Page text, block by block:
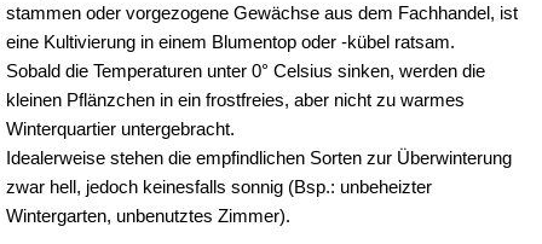
stammen oder vorgezogene Gewächse aus dem Fachhandel, ist
eine Kultivierung in einem Blumentop oder -kübel ratsam.
Sobald die Temperaturen unter 0° Celsius sinken, werden die
kleinen Pflänzchen in ein frostfreies, aber nicht zu warmes
Winterquartier untergebracht.
Idealerweise stehen die empfindlichen Sorten zur Überwinterung
zwar hell, jedoch keinesfalls sonnig (Bsp.: unbeheizter
Wintergarten, unbenutztes Zimmer).